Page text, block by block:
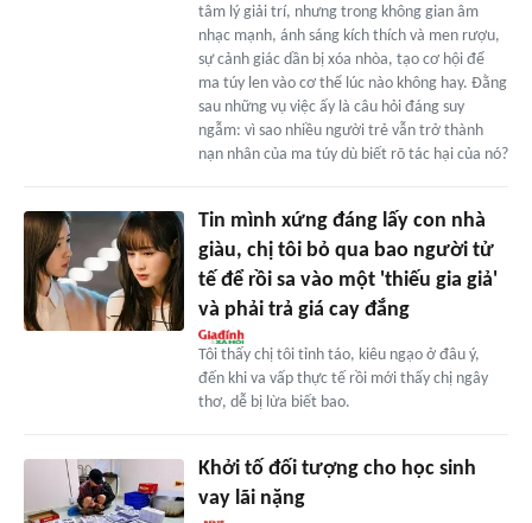
tâm lý giải trí, nhưng trong không gian âm
nhạc mạnh, ánh sáng kích thích và men rượu,
sự cảnh giác dần bị xóa nhòa, tạo cơ hội để
ma túy len vào cơ thể lúc nào không hay. Đằng
sau những vụ việc ấy là câu hỏi đáng suy
ngẫm: vì sao nhiều người trẻ vẫn trở thành
nạn nhân của ma túy dù biết rõ tác hại của nó?
Tin mình xứng đáng lấy con nhà
giàu, chị tôi bỏ qua bao người tử
tế để rồi sa vào một 'thiếu gia giả'
và phải trả giá cay đắng
Tôi thấy chị tôi tỉnh táo, kiêu ngạo ở đâu ý,
đến khi va vấp thực tế rồi mới thấy chị ngây
thơ, dễ bị lừa biết bao.
Khởi tố đối tượng cho học sinh
vay lãi nặng